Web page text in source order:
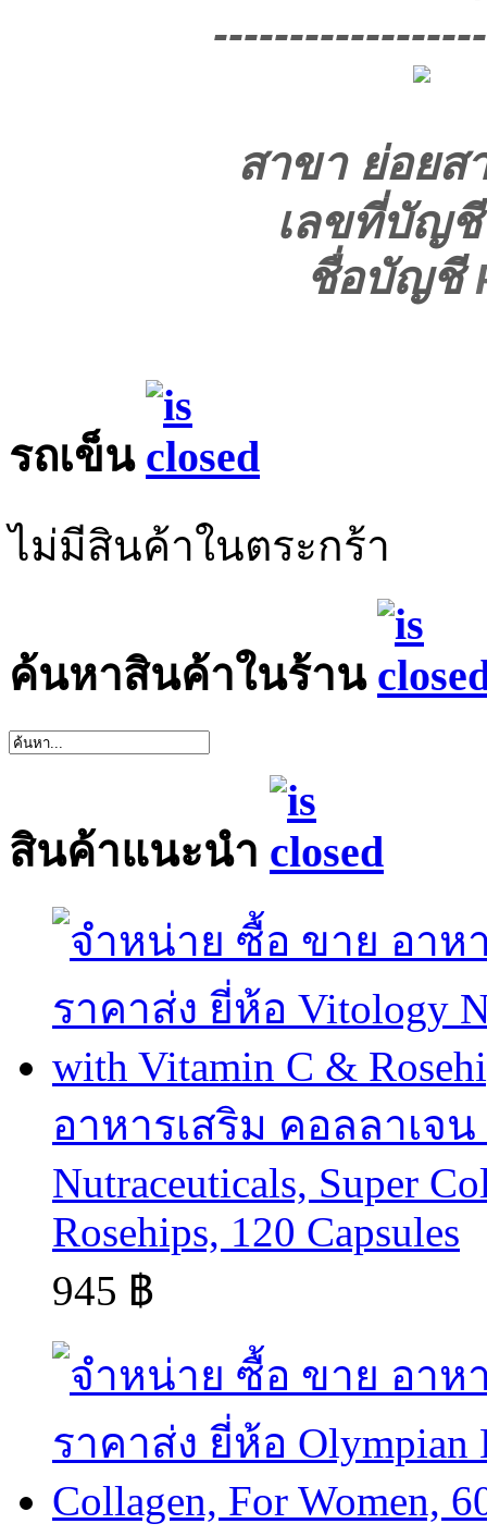
สาขา ย่อยส
เลขที่บัญ
ชื่อบัญชี
รถเข็น
ไม่มีสินค้าในตระกร้า
ค้นหาสินค้าในร้าน
สินค้าแนะนำ
อาหารเสริม คอลลาเจน
Nutraceuticals, Super
Rosehips, 120 Capsules
945 ฿